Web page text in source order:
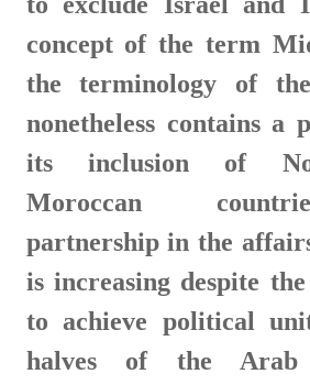
concept of the term
the terminology of
nonetheless contains a
its inclusion of
Moroccan
partnership in the
is increasing despite
to achieve political
halves of the